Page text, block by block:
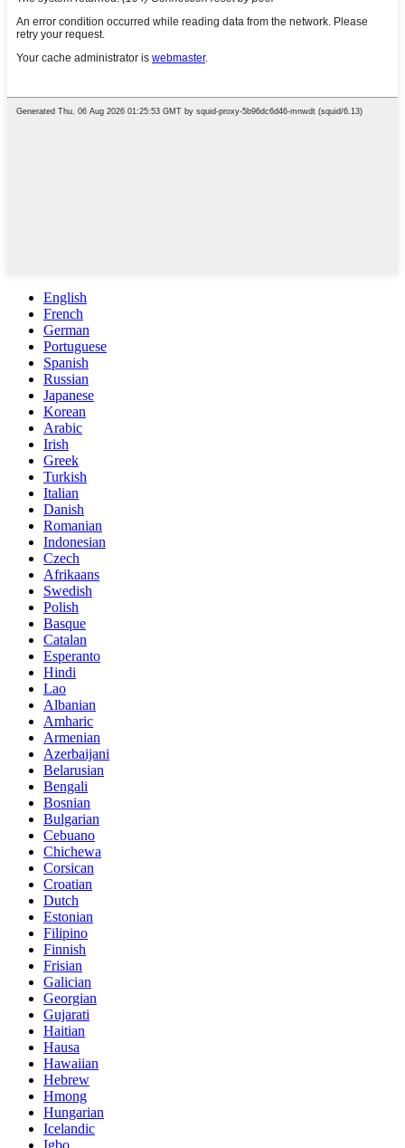
English
French
German
Portuguese
Spanish
Russian
Japanese
Korean
Arabic
Irish
Greek
Turkish
Italian
Danish
Romanian
Indonesian
Czech
Afrikaans
Swedish
Polish
Basque
Catalan
Esperanto
Hindi
Lao
Albanian
Amharic
Armenian
Azerbaijani
Belarusian
Bengali
Bosnian
Bulgarian
Cebuano
Chichewa
Corsican
Croatian
Dutch
Estonian
Filipino
Finnish
Frisian
Galician
Georgian
Gujarati
Haitian
Hausa
Hawaiian
Hebrew
Hmong
Hungarian
Icelandic